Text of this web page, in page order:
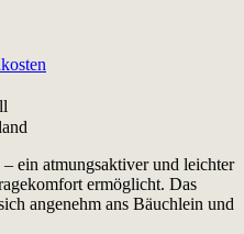
ein atmungsaktiver und leichter
ermöglicht. Das
angenehm ans Bäuchlein und